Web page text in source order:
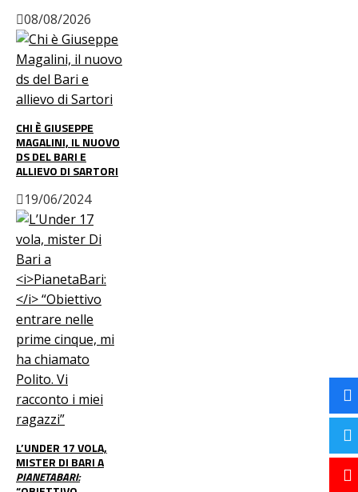
08/08/2026
CHI È GIUSEPPE
MAGALINI, IL NUOVO
DS DEL BARI E
ALLIEVO DI SARTORI
19/06/2024
L’UNDER 17 VOLA,
MISTER DI BARI A
PIANETABARI: